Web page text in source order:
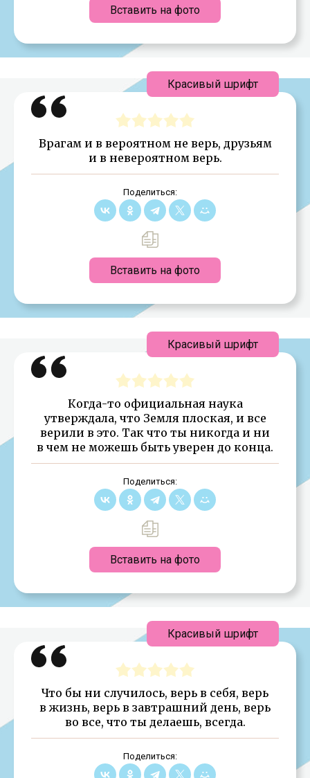
Вставить на фото
Врагам и в вероятном не верь, друзьям
и в невероятном верь.
Поделиться:
Вставить на фото
Красивый шрифт
Когда-то официальная наука
утверждала, что Земля плоская, и все
верили в это. Так что ты никогда и ни
в чем не можешь быть уверен до конца.
Поделиться:
Вставить на фото
Красивый шрифт
Что бы ни случилось, верь в себя, верь
в жизнь, верь в завтрашний день, верь
во все, что ты делаешь, всегда.
Поделиться:
Красивый шрифт